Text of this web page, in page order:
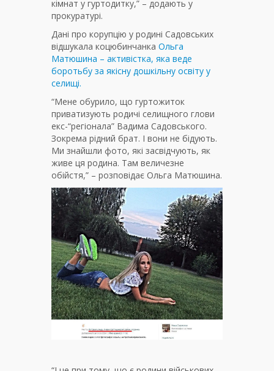
кімнат у гуртодитку,” – додають у
прокуратурі.
Дані про корупцію у родині Садовських
відшукала коцюбинчанка Ольга
Матюшина – активістка, яка веде
боротьбу за якісну дошкільну освіту у
селищі.
“Мене обурило, що гуртожиток
приватизують родичі селищного глови
екс-“регіонала” Вадима Садовського.
Зокрема рідний брат. І вони не бідують.
Ми знайшли фото, які засвідчують, як
живе ця родина. Там величезне
обійстя,” – розповідає Ольга Матюшина.